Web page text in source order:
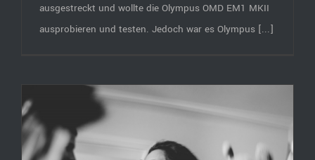
ausgestreckt und wollte die Olympus OMD EM1 MKII
ausprobieren und testen. Jedoch war es Olympus [...]